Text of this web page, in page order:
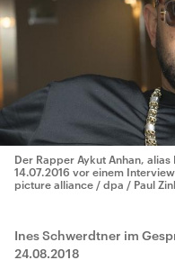
Der Rapper Aykut Anhan,
14.07.2016 vor einem
picture alliance / dpa / Paul
Ines Schwerdtner im
24.08.2018